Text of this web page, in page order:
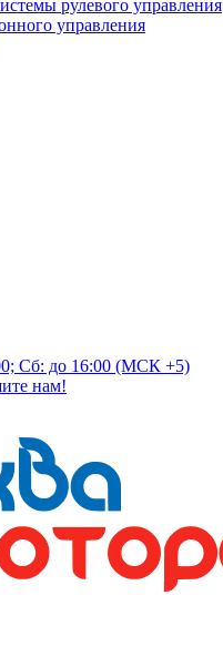
рулевого управления
управления
Сб: до 16:00 (МСК +5)
нам!